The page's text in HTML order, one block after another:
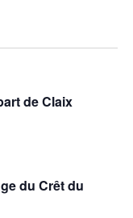
de Claix
du Crêt du